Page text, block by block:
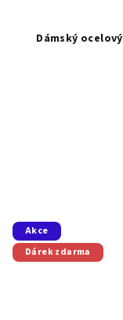
Dámský
Akce
Dárek zdarma